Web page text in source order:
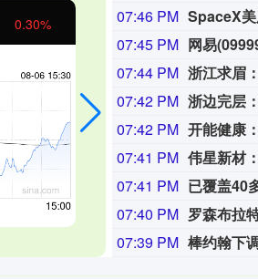
0.30% 创业板指
07:46 PM SpaceX
07:45 PM
07:44 PM 浙江求眉
07:42 PM 浙边完层
07:42 PM 开能健康
07:41 PM 伟星新材
07:41 PM
07:40 PM
07:39 PM 棒约翰下